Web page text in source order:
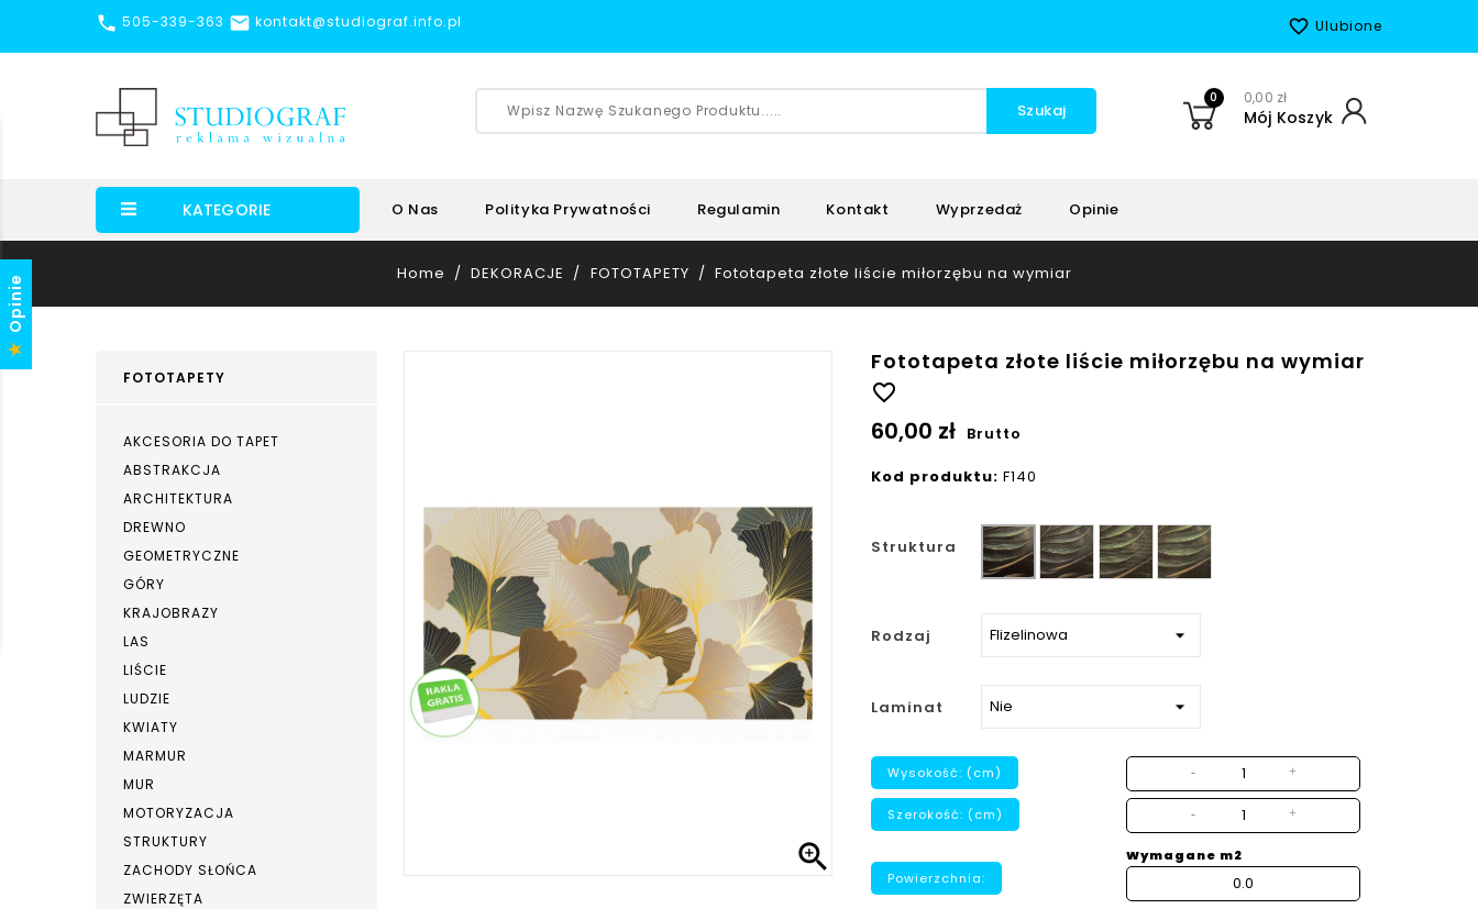
 505-339-363  kontakt@studiograf.info.pl favorite_border Ulubione
Szukaj
0 0,00 zł
Mój Koszyk
KATEGORIE O Nas Polityka Prywatności Regulamin Kontakt Wyprzedaż Opinie
Home DEKORACJE FOTOTAPETY Fototapeta złote liście miłorzębu na wymiar
FOTOTAPETY
AKCESORIA DO TAPET
ABSTRAKCJA
ARCHITEKTURA
DREWNO
GEOMETRYCZNE
GÓRY
KRAJOBRAZY
LAS
LIŚCIE
LUDZIE
KWIATY
MARMUR
MUR
MOTORYZACJA
STRUKTURY
ZACHODY SŁOŃCA
ZWIERZĘTA

Fototapeta złote liście miłorzębu na wymiar
favorite_border
60,00 zł Brutto
Kod produktu: F140
Struktura
Gładka Ziarno Płótno Beton
strukturalny
Rodzaj
Laminat
Wysokość: (cm) - +
Szerokość: (cm) - +
Powierzchnia:
Wymagane m2
Opinie